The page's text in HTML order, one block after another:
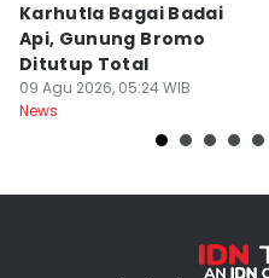
Karhutla Bagai Badai
Api, Gunung Bromo
Ditutup Total
09 Agu 2026, 05:24 WIB
News